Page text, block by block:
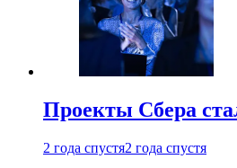
Проекты Сбера
2 года спустя2 года спустя